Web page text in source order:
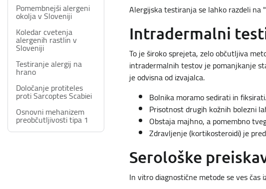
Pomembnejši alergeni
okolja v Sloveniji
Koledar cvetenja
alergenih rastlin v
Sloveniji
Testiranje alergij na
hrano
Določanje protiteles
proti Sarcoptes Scabiei
Osnovni mehanizem
preobčutljivosti tipa 1
Alergijska testiranja se lahko razdeli
Intradermalni
To je široko sprejeta, zelo občutljiva
intradermalnih testov je pomanjkanje
je odvisna od izvajalca.
Bolnika moramo sedirati in fiksirati.
Prisotnost drugih kožnih bolezni
Obstaja majhno, a pomembno
Zdravljenje (kortikosteroidi) je
Serološke
In vitro diagnostične metode se ves